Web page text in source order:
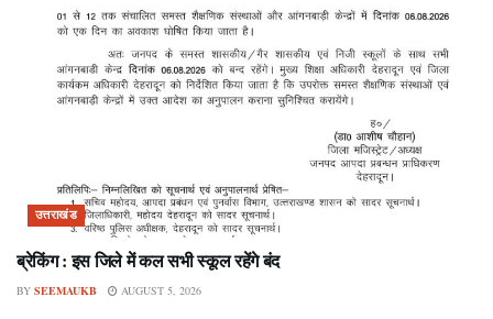
उत्तराखंड
ब्रेकिंग : इस जिले में कल सभी स्कूल रहेंगे बंद
BY SEEMAUKB AUGUST 5, 2026